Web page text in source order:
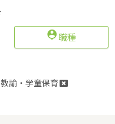
職種
諭・学童保育